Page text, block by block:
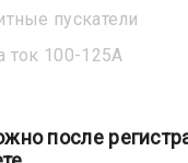
пускатели
ток 100-125А
после